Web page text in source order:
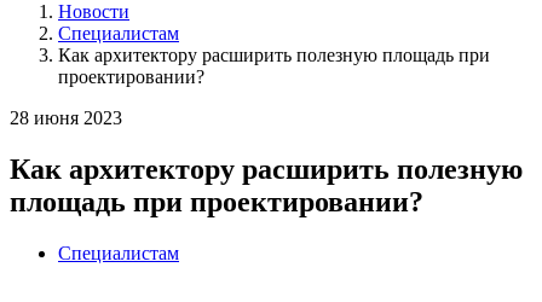
Новости
Специалистам
Как архитектору расширить полезную площадь при
проектировании?
28 июня 2023
Как архитектору расширить полезную
площадь при проектировании?
Специалистам